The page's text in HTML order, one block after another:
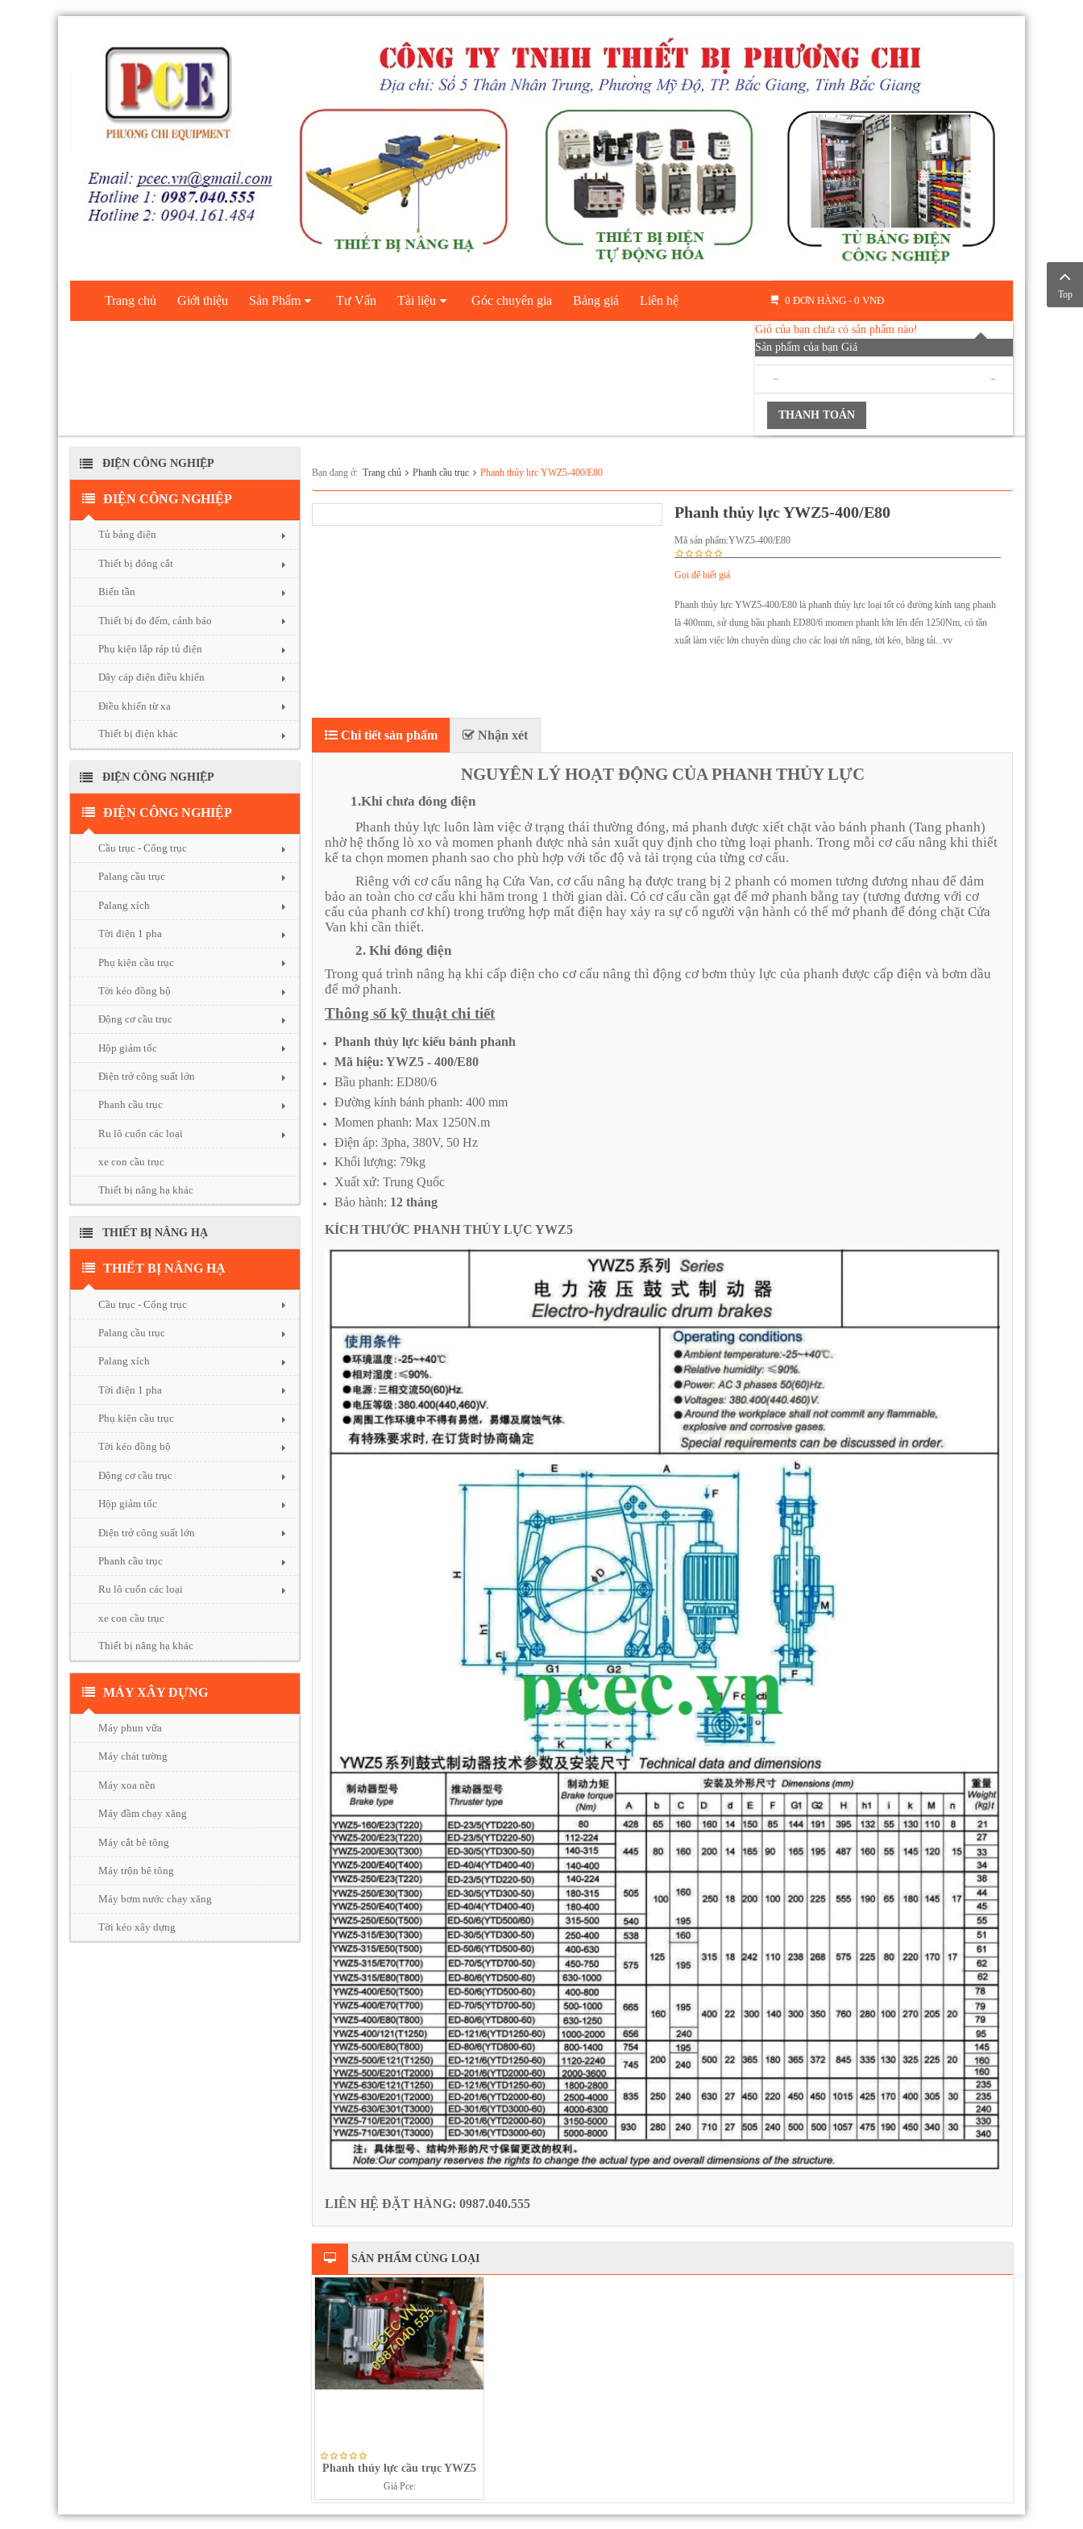
Trang chủ Giới thiệu Sản Phẩm Tư Vấn Tài liệu Góc chuyên gia Bảng giá Liên hệ 0 ĐƠN HÀNG - 0 VNĐ
Giỏ của bạn chưa có sản phẩm nào!
Sản phẩm của bạn Giá
THANH TOÁN
ĐIỆN CÔNG NGHIỆP
ĐIỆN CÔNG NGHIỆP
Tủ bảng điện
Thiết bị đóng cắt
Biến tần
Thiết bị đo đếm, cảnh báo
Phụ kiện lắp ráp tủ điện
Dây cáp điện điều khiển
Điều khiển từ xa
Thiết bị điện khác
ĐIỆN CÔNG NGHIỆP
ĐIỆN CÔNG NGHIỆP
Cầu trục - Cổng trục
Palang cầu trục
Palang xích
Tời điện 1 pha
Phụ kiện cầu trục
Tời kéo đồng bộ
Động cơ cầu trục
Hộp giảm tốc
Điện trở công suất lớn
Phanh cầu trục
Ru lô cuốn các loại
xe con cầu trục
Thiết bị nâng hạ khác
THIẾT BỊ NÂNG HẠ
THIẾT BỊ NÂNG HẠ
Cầu trục - Cổng trục
Palang cầu trục
Palang xích
Tời điện 1 pha
Phụ kiện cầu trục
Tời kéo đồng bộ
Động cơ cầu trục
Hộp giảm tốc
Điện trở công suất lớn
Phanh cầu trục
Ru lô cuốn các loại
xe con cầu trục
Thiết bị nâng hạ khác
MÁY XÂY DỰNG
Máy phun vữa
Máy chát tường
Máy xoa nền
Máy đầm chạy xăng
Máy cắt bê tông
Máy trộn bê tông
Máy bơm nước chạy xăng
Tời kéo xây dựng
Bạn đang ở: Trang chủ Phanh cầu trục Phanh thủy lực YWZ5-400/E80
Phanh thủy lực YWZ5-400/E80
Mã sản phẩm:YWZ5-400/E80
Gọi để biết giá
Phanh thủy lực YWZ5-400/E80 là phanh thủy lực loại tốt có đường kính tang phanh
là 400mm, sử dụng bầu phanh ED80/6 momen phanh lớn lên đến 1250Nm, có tần
xuất làm việc lớn chuyên dùng cho các loại tời nâng, tời kéo, băng tải...vv
Chi tiết sản phẩm Nhận xét
NGUYÊN LÝ HOẠT ĐỘNG CỦA PHANH THỦY LỰC
1.Khi chưa đóng điện
Phanh thủy lực luôn làm việc ở trạng thái thường đóng, má phanh được xiết chặt vào bánh phanh (Tang phanh)
nhờ hệ thống lò xo và momen phanh được nhà sản xuất quy định cho từng loại phanh. Trong mỗi cơ cấu nâng khi thiết
kế ta chọn momen phanh sao cho phù hợp với tốc độ và tải trọng của từng cơ cấu.
Riêng với cơ cấu nâng hạ Cửa Van, cơ cấu nâng hạ được trang bị 2 phanh có momen tương đương nhau để đảm
bảo an toàn cho cơ cấu khi hãm trong 1 thời gian dài. Có cơ cấu cần gạt để mở phanh bằng tay (tương đương với cơ
cấu của phanh cơ khí) trong trường hợp mất điện hay xảy ra sự cố người vận hành có thể mở phanh để đóng chặt Cửa
Van khi cần thiết.
2. Khi đóng điện
Trong quá trình nâng hạ khi cấp điện cho cơ cấu nâng thì động cơ bơm thủy lực của phanh được cấp điện và bơm dầu
để mở phanh.
Thông số kỹ thuật chi tiết
Phanh thủy lực kiểu bánh phanh
Mã hiệu: YWZ5 - 400/E80
Bầu phanh: ED80/6
Đường kính bánh phanh: 400 mm
Momen phanh: Max 1250N.m
Điện áp: 3pha, 380V, 50 Hz
Khối lượng: 79kg
Xuất xứ: Trung Quốc
Bảo hành: 12 tháng
KÍCH THƯỚC PHANH THỦY LỰC YWZ5
LIÊN HỆ ĐẶT HÀNG: 0987.040.555
SẢN PHẨM CÙNG LOẠI
Phanh thủy lực cầu trục YWZ5
Giá Pce:
Top